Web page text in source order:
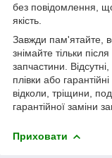
без повідомлення,
якість.
Завжди пам'ятайте,
знімайте тільки
запчастини.
плівки або
відколи, тріщини,
гарантійної заміни
Приховати